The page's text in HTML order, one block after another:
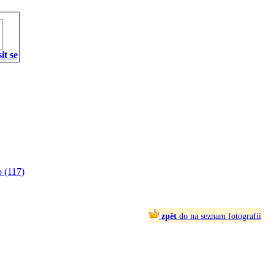
se
(117)
zpět do na seznam fotografií